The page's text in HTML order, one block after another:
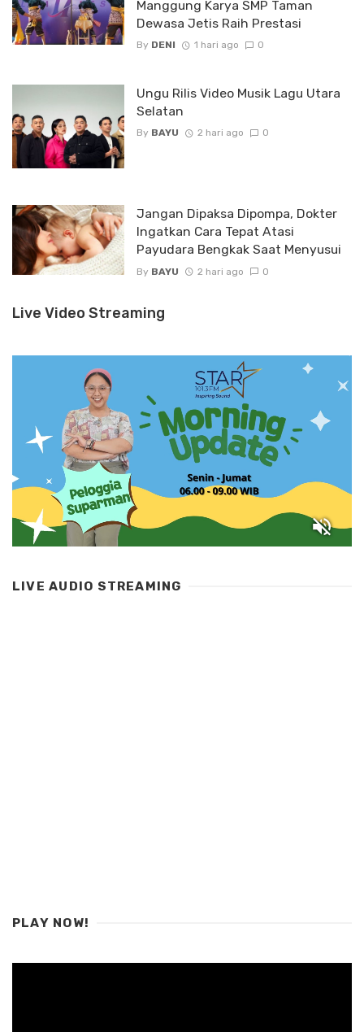
Manggung Karya SMP Taman
Dewasa Jetis Raih Prestasi
By DENI 1 hari ago 0
Ungu Rilis Video Musik Lagu Utara
Selatan
By BAYU 2 hari ago 0
Jangan Dipaksa Dipompa, Dokter
Ingatkan Cara Tepat Atasi
Payudara Bengkak Saat Menyusui
By BAYU 2 hari ago 0
Live Video Streaming
LIVE AUDIO STREAMING
PLAY NOW!